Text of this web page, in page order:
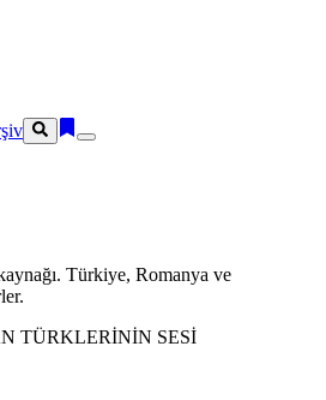
Türkiye, Romanya ve
TÜRKLERİNİN SESİ